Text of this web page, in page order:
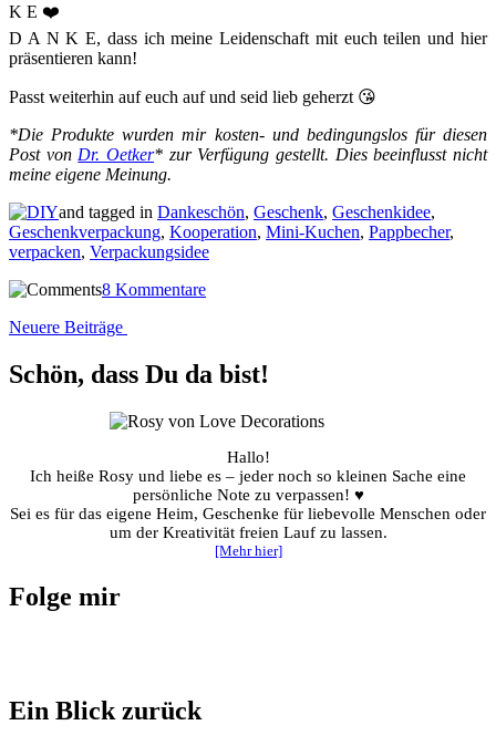
K E ❤️
D A N K E, dass ich meine Leidenschaft mit euch teilen und hier
präsentieren kann!
Passt weiterhin auf euch auf und seid lieb geherzt 😘
*Die Produkte wurden mir kosten- und bedingungslos für diesen
Post von Dr. Oetker* zur Verfügung gestellt. Dies beeinflusst nicht
meine eigene Meinung.
and tagged in Dankeschön, Geschenk, Geschenkidee,
Geschenkverpackung, Kooperation, Mini-Kuchen, Pappbecher,
verpacken, Verpackungsidee
8 Kommentare
Beitragsnavigation
Neuere Beiträge
Schön, dass Du da bist!
Hallo!
Ich heiße Rosy und liebe es – jeder noch so kleinen Sache eine
persönliche Note zu verpassen! ♥
Sei es für das eigene Heim, Geschenke für liebevolle Menschen oder
um der Kreativität freien Lauf zu lassen.
[Mehr hier]
Folge mir
Ein Blick zurück